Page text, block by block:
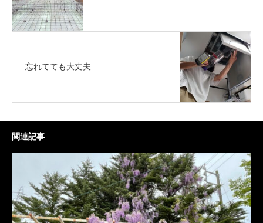
忘れてても大丈夫
関連記事